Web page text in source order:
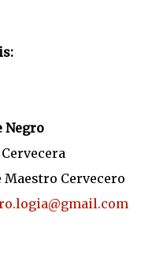
Negro
Maestro Cervecero